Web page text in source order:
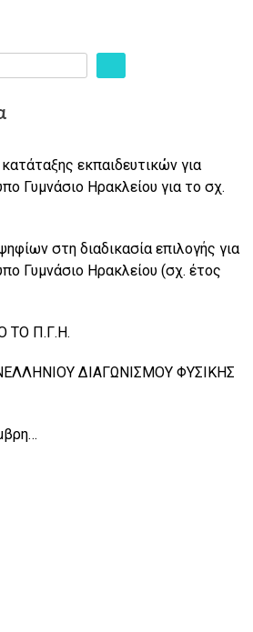
εκπαιδευτικών για
Γυμνάσιο Ηρακλείου για το σχ.
στη διαδικασία επιλογής για
Γυμνάσιο Ηρακλείου (σχ. έτος
ΤΟ Π.Γ.Η.
ΔΙΑΓΩΝΙΣΜΟΥ ΦΥΣΙΚΗΣ